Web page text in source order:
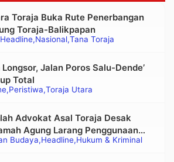
Headline Nasional Tana Toraja
Toraja Buka Rute Penerbangan
Toraja-Balikpapan
Peristiwa Toraja Utara
Jalan Poros Salu-Dende’
Total
Budaya Headline Hukum & Kriminal
Advokat Asal Toraja Desak
Agung Larang Penggunaan
pada Eksekusi Rumah Adat